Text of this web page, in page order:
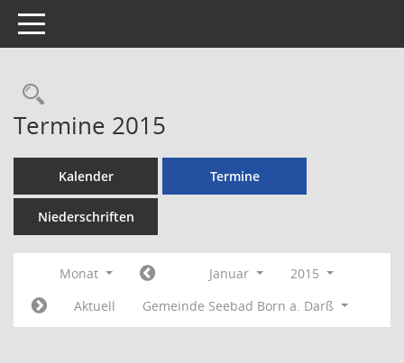
Toggle navigation
Rechercheauswahl
Termine 2015
Kalender Termine
Niederschriften
Monat Januar
2015
Aktuell
Gemeinde Seebad Born a. Darß